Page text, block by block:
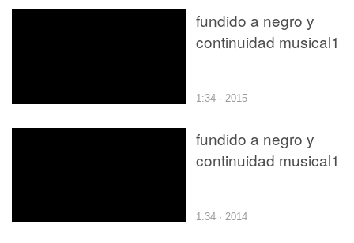
fundido a negro y
continuidad musical1
1:34 · 2015
fundido a negro y
continuidad musical1
1:34 · 2014